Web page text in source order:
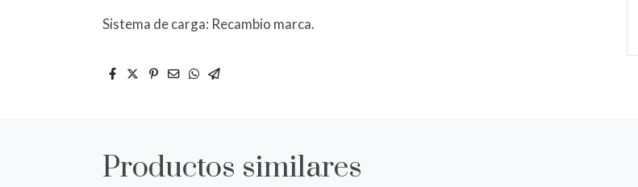
Sistema de carga: Recambio marca.
Productos similares